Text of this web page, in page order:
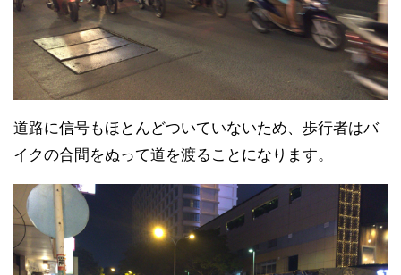
道路に信号もほとんどついていないため、歩行者はバ
イクの合間をぬって道を渡ることになります。